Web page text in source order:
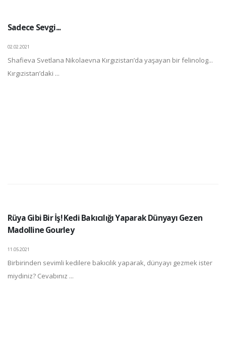
Sadece Sevgi...
02.02.2021
Shafieva Svetlana Nikolaevna Kırgızistan’da yaşayan bir felinolog...
Kırgızistan’daki ...
Rüya Gibi Bir İş! Kedi Bakıcılığı Yaparak Dünyayı Gezen
Madolline Gourley
11.05.2021
Birbirinden sevimli kedilere bakıcılık yaparak, dünyayı gezmek ister
miydiniz? Cevabınız ...